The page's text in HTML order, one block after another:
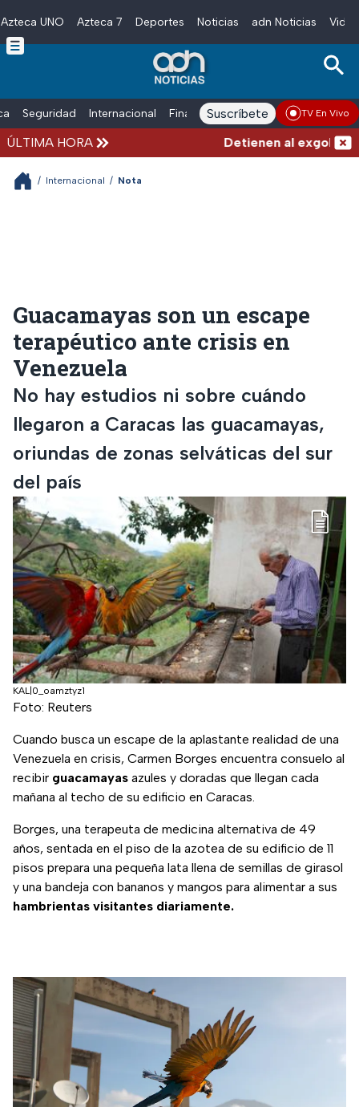
Skip to main content
Azteca UNO Azteca 7 Deportes Noticias adn Noticias
Seguridad Internacional Finanzas adn Noticias Radio
Suscríbete TV En Vivo
ÚLTIMA HORA Detienen al
/ Internacional / Nota
Guacamayas son un escape
terapéutico ante crisis en
Venezuela
No hay estudios ni sobre cuándo
llegaron a Caracas las guacamayas,
oriundas de zonas selváticas del sur
del país
KAL|0_oamztyz1
Foto: Reuters
Cuando busca un escape de la aplastante realidad de una
Venezuela en crisis, Carmen Borges encuentra consuelo al
recibir guacamayas azules y doradas que llegan cada
mañana al techo de su edificio en Caracas.
Borges, una terapeuta de medicina alternativa de 49
años, sentada en el piso de la azotea de su edificio de 11
pisos prepara una pequeña lata llena de semillas de girasol
y una bandeja con bananos y mangos para alimentar a sus
hambrientas visitantes diariamente.